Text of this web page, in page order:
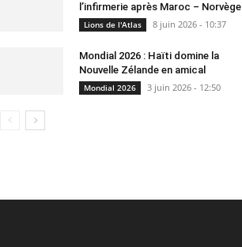
l’infirmerie après Maroc – Norvège
Lions de l'Atlas 8 juin 2026 - 10:37
Mondial 2026 : Haïti domine la
Nouvelle Zélande en amical
Mondial 2026 3 juin 2026 - 12:50